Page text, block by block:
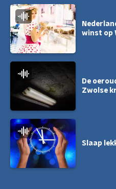
winst op
De
Zwolse
Slaap